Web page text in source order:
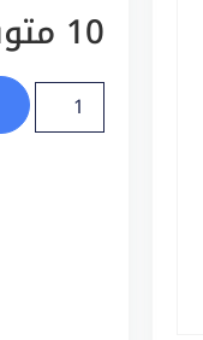
10 متوفر في المخزون